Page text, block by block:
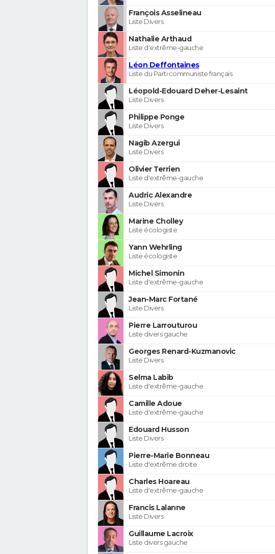
François Asselineau
Liste Divers
Nathalie Arthaud
Liste d'extrême-gauche
Léon Deffontaines
Liste du Parti communiste français
Léopold-Edouard Deher-Lesaint
Liste Divers
Philippe Ponge
Liste Divers
Nagib Azergui
Liste Divers
Olivier Terrien
Liste d'extrême-gauche
Audric Alexandre
Liste Divers
Marine Cholley
Liste écologiste
Yann Wehrling
Liste écologiste
Michel Simonin
Liste d'extrême-gauche
Jean-Marc Fortané
Liste Divers
Pierre Larrouturou
Liste divers gauche
Georges Renard-Kuzmanovic
Liste Divers
Selma Labib
Liste d'extrême-gauche
Camille Adoue
Liste d'extrême-gauche
Edouard Husson
Liste Divers
Pierre-Marie Bonneau
Liste d'extrême droite
Charles Hoareau
Liste d'extrême-gauche
Francis Lalanne
Liste Divers
Guillaume Lacroix
Liste divers gauche